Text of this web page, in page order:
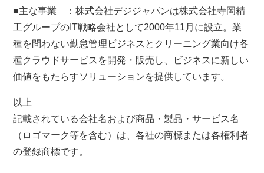
■主な事業 ：株式会社デジジャパンは株式会社寺岡精
工グループのIT戦略会社として2000年11月に設立。業
種を問わない勤怠管理ビジネスとクリーニング業向け各
種クラウドサービスを開発・販売し、ビジネスに新しい
価値をもたらすソリューションを提供しています。
以上
記載されている会社名および商品・製品・サービス名
（ロゴマーク等を含む）は、各社の商標または各権利者
の登録商標です。